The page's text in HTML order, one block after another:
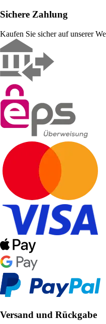
Sichere Zahlung
Kaufen Sie sicher auf unserer
Versand und Rückgabe